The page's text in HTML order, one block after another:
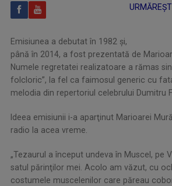
Emisiunea a debutat în 1982 şi,
până în 2014, a fost prezentată de
Numele regretatei realizatoare a rămas
folcloric”, la fel ca faimosul generic cu
melodia din repertoriul celebrului Dumitru
Ideea emisiunii i-a aparţinut Marioarei
radio la acea vreme.
„Tezaurul a început undeva în Muscel, pe
satul părinţilor mei. Acolo am văzut, cu
costumele muscelenilor care păreau